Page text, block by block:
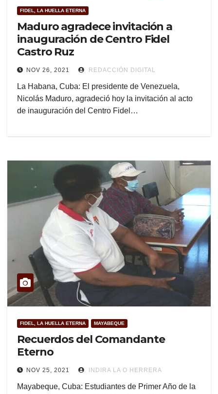
FIDEL, LA HUELLA ETERNA
Maduro agradece invitación a
inauguración de Centro Fidel
Castro Ruz
NOV 26, 2021 REDACCIÓN DIGITAL
La Habana, Cuba: El presidente de Venezuela,
Nicolás Maduro, agradeció hoy la invitación al acto
de inauguración del Centro Fidel…
FIDEL, LA HUELLA ETERNA MAYABEQUE
Recuerdos del Comandante
Eterno
NOV 25, 2021 INDIRA LA O HERRERA
Mayabeque, Cuba: Estudiantes de Primer Año de la